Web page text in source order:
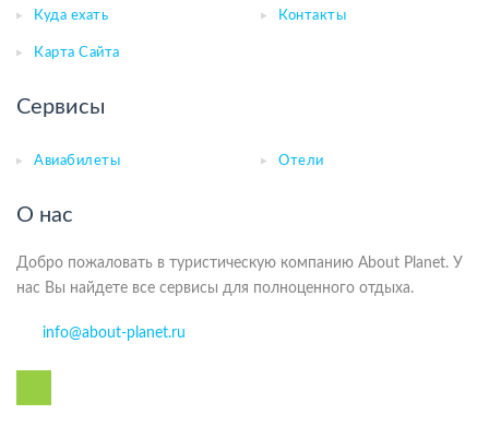
Куда ехать Контакты
Карта Сайта
Сервисы
Авиабилеты Отели
О нас
Добро пожаловать в туристическую компанию About Planet. У
нас Вы найдете все сервисы для полноценного отдыха.
info@about-planet.ru